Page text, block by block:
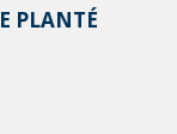
PLANTÉ